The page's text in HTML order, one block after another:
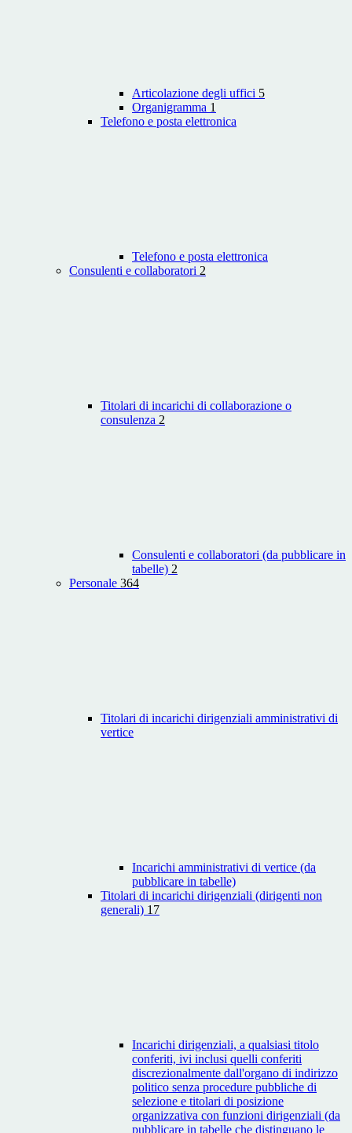
Articolazione degli uffici 5
Organigramma 1
Telefono e posta elettronica
Telefono e posta elettronica
Consulenti e collaboratori 2
Titolari di incarichi di collaborazione o
consulenza 2
Consulenti e collaboratori (da pubblicare in
tabelle) 2
Personale 364
Titolari di incarichi dirigenziali amministrativi di
vertice
Incarichi amministrativi di vertice (da
pubblicare in tabelle)
Titolari di incarichi dirigenziali (dirigenti non
generali) 17
Incarichi dirigenziali, a qualsiasi titolo
conferiti, ivi inclusi quelli conferiti
discrezionalmente dall'organo di indirizzo
politico senza procedure pubbliche di
selezione e titolari di posizione
organizzativa con funzioni dirigenziali (da
pubblicare in tabelle che distinguano le